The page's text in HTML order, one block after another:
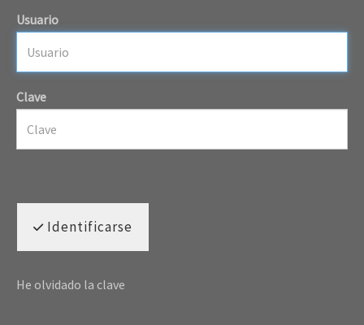
Usuario
Clave
Identificarse
He olvidado la clave